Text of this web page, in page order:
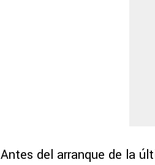
Antes del arranque de la